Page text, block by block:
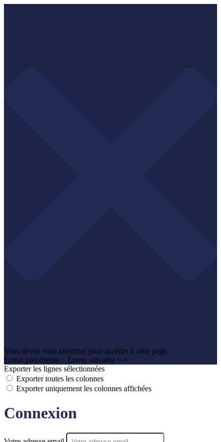
Vous devez vous identifier pour accéder à cette page.
Erreur précédente < Erreur suivante > ×
Exporter les lignes sélectionnées
Exporter toutes les colonnes
Exporter uniquement les colonnes affichées
Connexion